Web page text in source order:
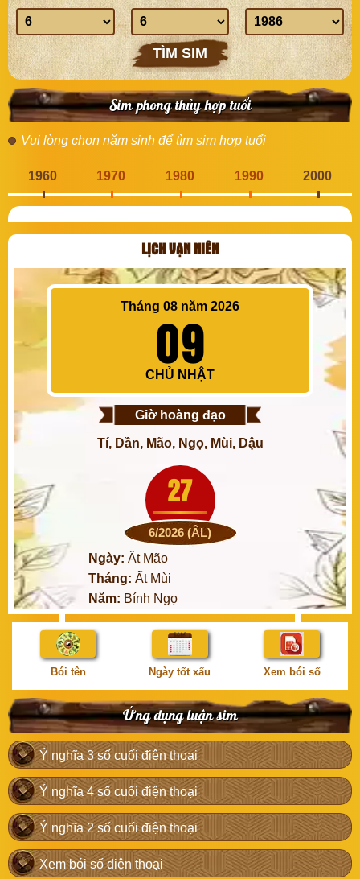
sinh
Ngày
sinh
Tháng
sinh
Năm
sinh
TÌM SIM
Sim phong thủy hợp tuổi
Vui lòng chọn năm sinh để tìm sim hợp tuổi
1960 1970 1980 1990 2000
LỊCH VẠN NIÊN
Tháng 08 năm 2026
09
CHỦ NHẬT
Giờ hoàng đạo
Tí, Dần, Mão, Ngọ, Mùi, Dậu
27
6/2026 (ÂL)
Ngày:Ất Mão
Tháng:Ất Mùi
Năm: Bính Ngọ
Bói tên Ngày tốt xấu Xem bói số
Ứng dụng luận sim
Ý nghĩa 3 số cuối điện thoại
Ý nghĩa 4 số cuối điện thoại
Ý nghĩa 2 số cuối điện thoại
Xem bói số điện thoại